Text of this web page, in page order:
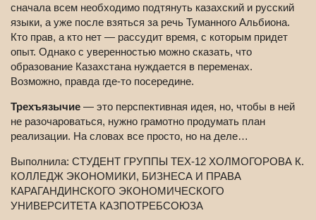
сначала всем необходимо подтянуть казахский и русский
языки, а уже после взяться за речь Туманного Альбиона.
Кто прав, а кто нет — рассудит время, с которым придет
опыт. Однако с уверенностью можно сказать, что
образование Казахстана нуждается в переменах.
Возможно, правда где-то посередине.
Трехъязычие — это перспективная идея, но, чтобы в ней
не разочароваться, нужно грамотно продумать план
реализации. На словах все просто, но на деле…
Выполнила: СТУДЕНТ ГРУППЫ ТЕХ-12 ХОЛМОГОРОВА К.
КОЛЛЕДЖ ЭКОНОМИКИ, БИЗНЕСА И ПРАВА
КАРАГАНДИНСКОГО ЭКОНОМИЧЕСКОГО
УНИВЕРСИТЕТА КАЗПОТРЕБСОЮЗА